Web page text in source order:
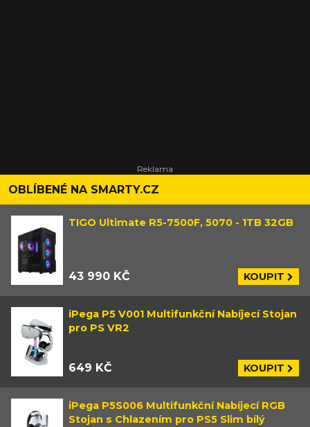
OBLÍBENÉ NA SMARTY.CZ
TIGO Ultimate R5-7500F, 5070 - 1TB 32GB
43 990 KČ KOUPIT
iPega P5 V001 Multifunkční Nabíjecí Stojan
pro PS VR2
649 KČ KOUPIT
iPega P5S006 Multifunkční Nabíjecí RGB
Stojan s Chlazením pro PS5 Slim bílý